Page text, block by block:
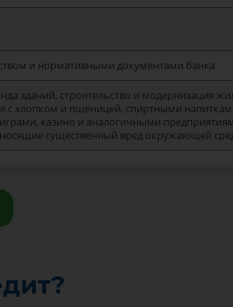
и нормативными документами банка
зданий, строительство и модернизация
с хлопком и пшеницей, спиртными
казино и аналогичными
существенный вред окружающей